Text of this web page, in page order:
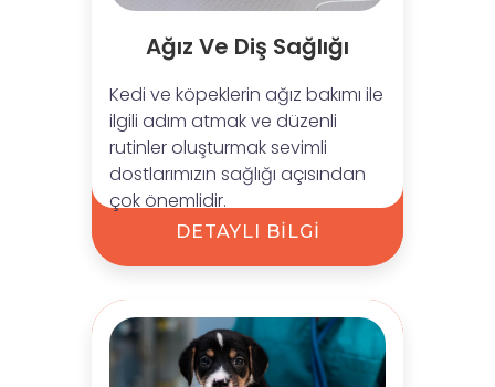
Ağız Ve Diş Sağlığı
Kedi ve köpeklerin ağız bakımı ile
ilgili adım atmak ve düzenli
rutinler oluşturmak sevimli
dostlarımızın sağlığı açısından
çok önemlidir.
DETAYLI BİLGİ